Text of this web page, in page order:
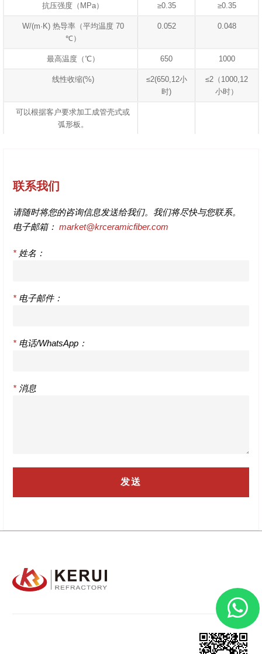
抗压强度（MPa） ≥0.35 ≥0.35
W/(m·K) 热导率（平均温度 70
℃）
0.052 0.048
最高温度（℃） 650 1000
线性收缩(%)
≤2(650,12小
时)
≤2（1000,12
小时）
可以根据客户要求加工成管壳式或
弧形板。
联系我们
请随时将您的咨询信息发送给我们。我们将尽快与您联系。
电子邮箱： market@krceramicfiber.com
* 姓名：
* 电子邮件：
* 电话/WhatsApp：
* 消息